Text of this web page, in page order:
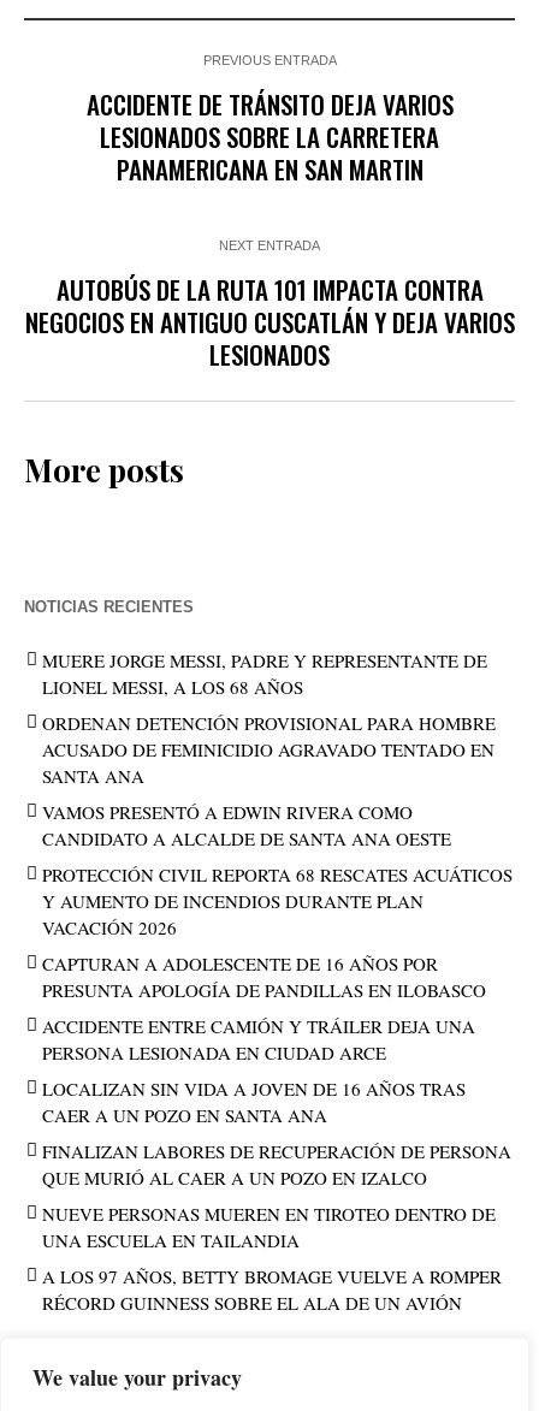
We value your privacy
PREVIOUS ENTRADA
ACCIDENTE DE TRÁNSITO DEJA VARIOS
LESIONADOS SOBRE LA CARRETERA
PANAMERICANA EN SAN MARTIN
NEXT ENTRADA
AUTOBÚS DE LA RUTA 101 IMPACTA CONTRA
NEGOCIOS EN ANTIGUO CUSCATLÁN Y DEJA VARIOS
LESIONADOS
More posts
NOTICIAS RECIENTES
MUERE JORGE MESSI, PADRE Y REPRESENTANTE DE
LIONEL MESSI, A LOS 68 AÑOS
ORDENAN DETENCIÓN PROVISIONAL PARA HOMBRE
ACUSADO DE FEMINICIDIO AGRAVADO TENTADO EN
SANTA ANA
VAMOS PRESENTÓ A EDWIN RIVERA COMO
CANDIDATO A ALCALDE DE SANTA ANA OESTE
PROTECCIÓN CIVIL REPORTA 68 RESCATES ACUÁTICOS
Y AUMENTO DE INCENDIOS DURANTE PLAN
VACACIÓN 2026
CAPTURAN A ADOLESCENTE DE 16 AÑOS POR
PRESUNTA APOLOGÍA DE PANDILLAS EN ILOBASCO
ACCIDENTE ENTRE CAMIÓN Y TRÁILER DEJA UNA
PERSONA LESIONADA EN CIUDAD ARCE
LOCALIZAN SIN VIDA A JOVEN DE 16 AÑOS TRAS
CAER A UN POZO EN SANTA ANA
FINALIZAN LABORES DE RECUPERACIÓN DE PERSONA
QUE MURIÓ AL CAER A UN POZO EN IZALCO
NUEVE PERSONAS MUEREN EN TIROTEO DENTRO DE
UNA ESCUELA EN TAILANDIA
A LOS 97 AÑOS, BETTY BROMAGE VUELVE A ROMPER
RÉCORD GUINNESS SOBRE EL ALA DE UN AVIÓN
PUBLICIDAD